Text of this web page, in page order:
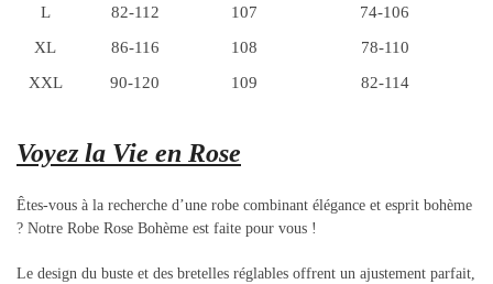
L
82-112 107
74-106
XL
86-116 108
78-110
XXL
90-120 109 82-114
Voyez la Vie en Rose
Êtes-vous à la recherche d’une robe combinant élégance et esprit bohème
? Notre Robe Rose Bohème est faite pour vous !
Le design du buste et des bretelles réglables offrent un ajustement parfait,